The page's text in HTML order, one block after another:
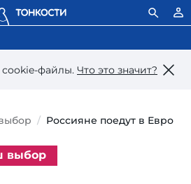
сookie-файлы. Что это значит?
Россияне поедут в Европу
выбор